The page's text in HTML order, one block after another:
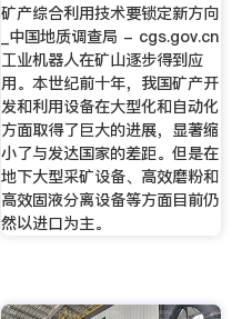
矿产综合利用技术要锁定新方向
_中国地质调查局 - cgs.gov.cn
工业机器人在矿山逐步得到应
用。本世纪前十年，我国矿产开
发和利用设备在大型化和自动化
方面取得了巨大的进展，显著缩
小了与发达国家的差距。但是在
地下大型采矿设备、高效磨粉和
高效固液分离设备等方面目前仍
然以进口为主。